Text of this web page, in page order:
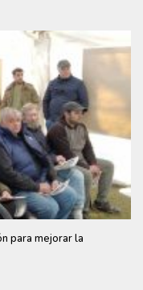
para mejorar la